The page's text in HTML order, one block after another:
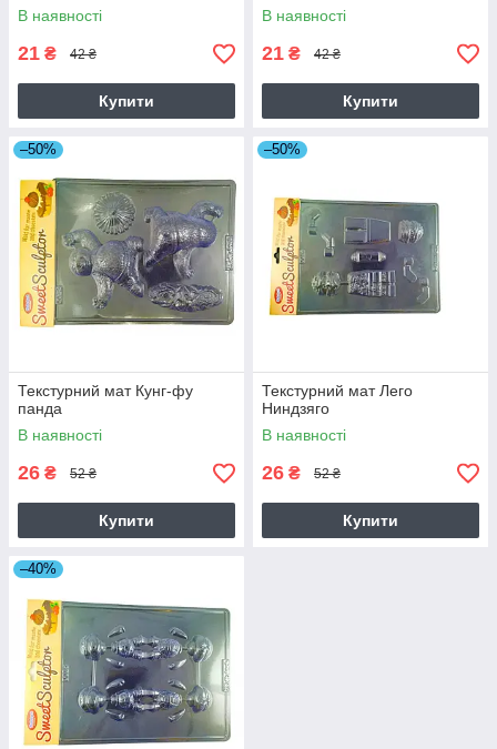
В наявності
21 ₴ 42 ₴
Купити
В наявності
21 ₴ 42 ₴
Купити
–50%
Текстурний мат Кунг-фу
панда
В наявності
26 ₴ 52 ₴
Купити
–50%
Текстурний мат Лего
Ниндзяго
В наявності
26 ₴ 52 ₴
Купити
–40%